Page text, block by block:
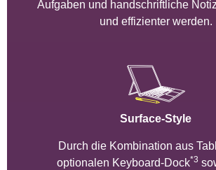
Aufgaben und handschriftliche
und effizienter werden.
Surface-Style
Durch die Kombination aus
optionalen Keyboard-Dock*3